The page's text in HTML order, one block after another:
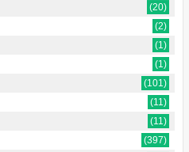
(20)
(2)
(1)
(1)
(101)
(11)
(11)
(397)